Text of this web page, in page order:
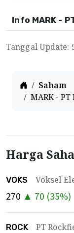
Info MARK -
Tanggal Update:
Home
Saham
MARK -
Harga
VOKS Voksel
270 ▲ 70 (35%)
ROCK PT